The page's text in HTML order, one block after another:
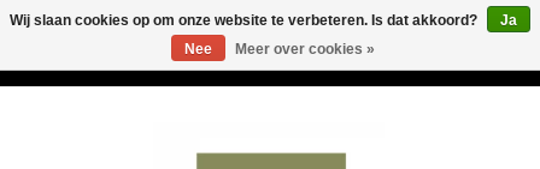
Wij slaan cookies op om onze website te verbeteren. Is dat akkoord?
Ja
Nee
Meer over cookies »